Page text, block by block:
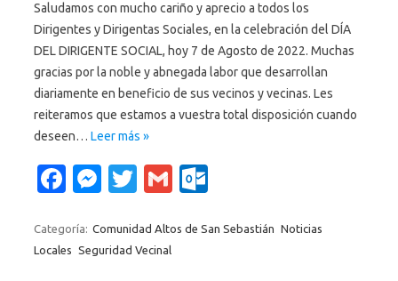
Saludamos con mucho cariño y aprecio a todos los
Dirigentes y Dirigentas Sociales, en la celebración del DÍA
DEL DIRIGENTE SOCIAL, hoy 7 de Agosto de 2022. Muchas
gracias por la noble y abnegada labor que desarrollan
diariamente en beneficio de sus vecinos y vecinas. Les
reiteramos que estamos a vuestra total disposición cuando
deseen… Leer más »
Fa
e
b
M
se
n
T
it
te
G
ail lo
Categoría: Comunidad Altos de San Sebastián Noticias
Locales Seguridad Vecinal